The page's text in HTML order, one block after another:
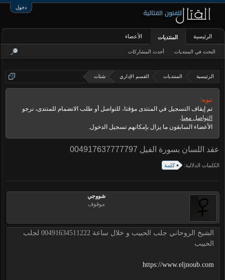
دخول
الرئيسية المنتديات القسم الإداري شتات
تنويه:
تم إيقاف التسجيل في المنتدى مؤقتا، للتواصل أو طلب الانضمام للمنتدى، نرجو
التواصل معنا.
الأعضاء السابقون ما يزال بإمكانهم تسجيل الدخول.
عقد اللسان بسورة الفيل 004917637777797
الكلمات الدلالية: كلمة
شووجي
موقوف
الشيخ الروحاني جلب الحبيب و خلال ساعة 00491634511222 لجلب
الحبيب
https://www.eljnoub.com
الرئيسية المنتديات
البحث في المنتديات أحدث المشاركات
الأعضاء